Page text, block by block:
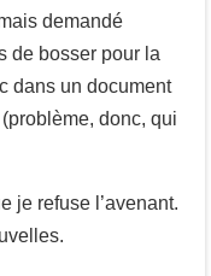
demandé
de bosser pour la
dans un document
donc, qui
je refuse l’avenant.